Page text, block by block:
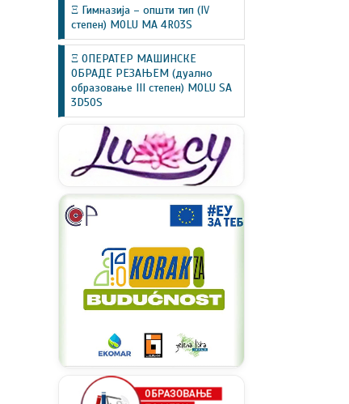
Ξ Гимназија – општи тип (IV
степен) MOLU MA 4R03S
Ξ ОПЕРАТЕР МАШИНСКЕ
ОБРАДЕ РЕЗАЊЕМ (дуално
образовање III степен) MOLU SA
3D50S